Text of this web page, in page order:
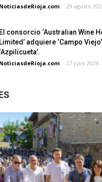
NoticiasdeRioja.com - 29 agosto
El consorcio ‘Australian Wine
Limited’ adquiere ‘Campo
‘Azpilicueta’.
NoticiasdeRioja.com - 27 julio 2024